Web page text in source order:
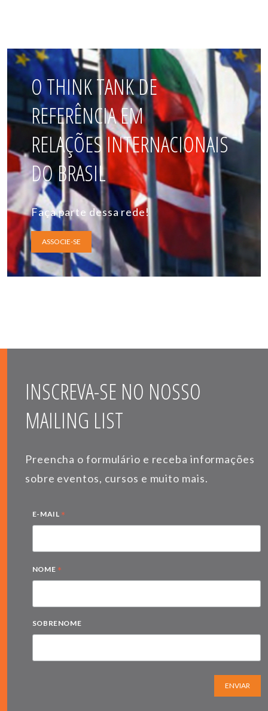
O THINK TANK DE
REFERÊNCIA EM
RELAÇÕES INTERNACIONAIS
DO BRASIL
Faça parte dessa rede!
ASSOCIE-SE
INSCREVA-SE NO NOSSO
MAILING LIST
Preencha o formulário e receba informações
sobre eventos, cursos e muito mais.
E-MAIL *
NOME *
SOBRENOME
ENVIAR